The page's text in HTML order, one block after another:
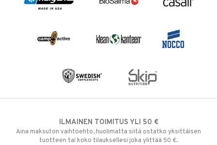
ILMAINEN TOIMITUS YLI 50 €
Aina maksuton vaihtoehto, huolimatta siitä ostatko yksittäisen
tuotteen tai koko tilauksellesi joka ylittää 50 €.